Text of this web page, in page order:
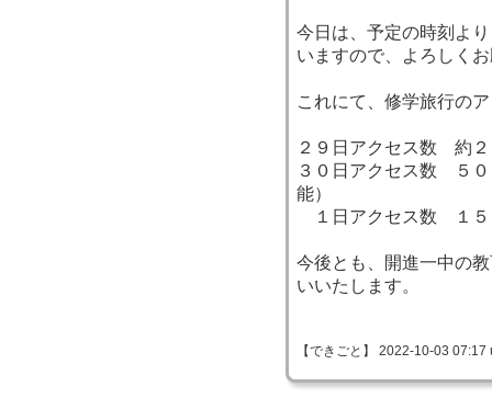
今日は、予定の時刻よ
いますので、よろしく
これにて、修学旅行の
２９日アクセス数 約２
３０日アクセス数 ５
能）
１日アクセス数 １５
今後とも、開進一中の
いいたします。
【できごと】 2022-10-03